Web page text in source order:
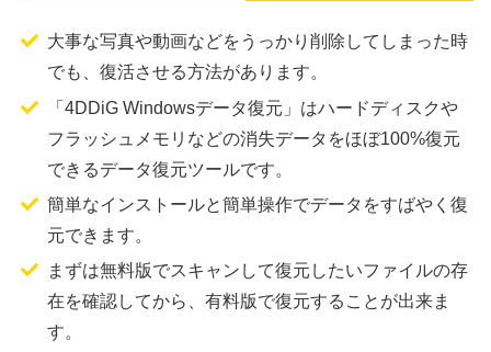
大事な写真や動画などをうっかり削除してしまった時
でも、復活させる方法があります。
「4DDiG Windowsデータ復元」はハードディスクや
フラッシュメモリなどの消失データをほぼ100%復元
できるデータ復元ツールです。
簡単なインストールと簡単操作でデータをすばやく復
元できます。
まずは無料版でスキャンして復元したいファイルの存
在を確認してから、有料版で復元することが出来ま
す。